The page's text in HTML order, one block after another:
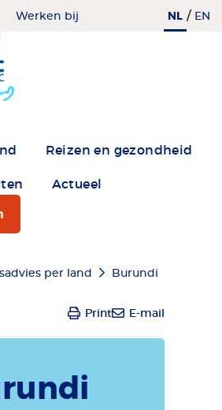
Werken bij
NL / EN
Reizen en gezondheid
Actueel
per land Burundi
Print E-mail